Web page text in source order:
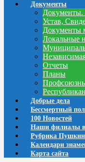
Документы
Документы.
Устав,
Документы
Локальные
Отчеты
Планы
Добрые дела
Бессмертный
100 Новостей
Наши филиалы в
Рубрика
Календари
Карта сайта